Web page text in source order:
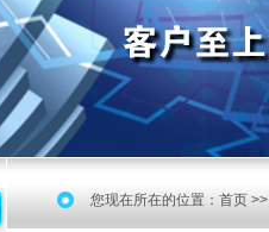
您现在所在的位置： 首页